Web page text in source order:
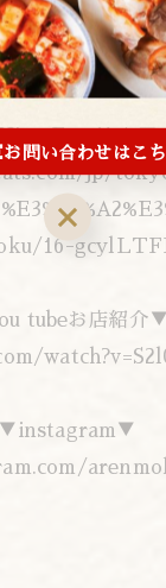
予約▼
３８３９－１４
jp/
16-
tubeお店紹介▼
▼instagram▼
問い合わせはこち